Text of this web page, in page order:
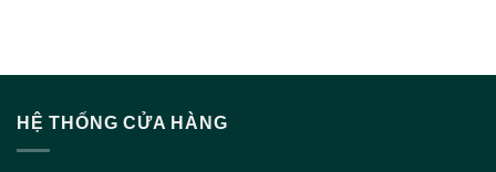
HỆ THỐNG CỬA HÀNG